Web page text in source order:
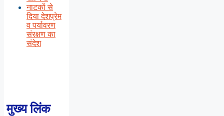
नाटकों से
दिया देशप्रेम
व पर्यावरण
संरक्षण का
संदेश
मुख्य लिंक